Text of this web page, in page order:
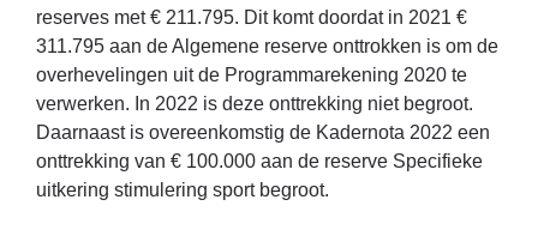
reserves met € 211.795. Dit komt doordat in 2021 €
311.795 aan de Algemene reserve onttrokken is om de
overhevelingen uit de Programmarekening 2020 te
verwerken. In 2022 is deze onttrekking niet begroot.
Daarnaast is overeenkomstig de Kadernota 2022 een
onttrekking van € 100.000 aan de reserve Specifieke
uitkering stimulering sport begroot.